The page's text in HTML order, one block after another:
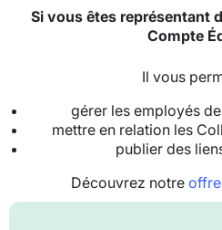
Si vous êtes représentant
Compte
Il vous
gérer les employés
mettre en relation les
publier des
Découvrez notre